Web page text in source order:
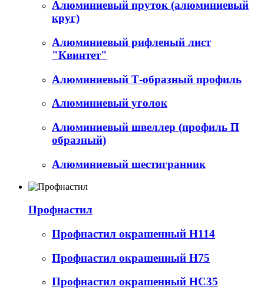
Алюминиевый пруток (алюминиевый
круг)
Алюминиевый рифленый лист
"Квинтет"
Алюминиевый Т-образный профиль
Алюминиевый уголок
Алюминиевый швеллер (профиль П
образный)
Алюминиевый шестигранник
Профнастил
Профнастил окрашенный Н114
Профнастил окрашенный Н75
Профнастил окрашенный НС35